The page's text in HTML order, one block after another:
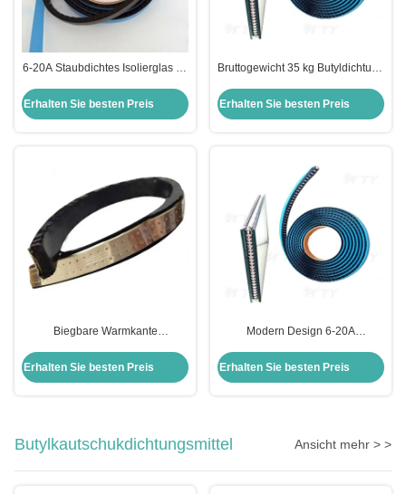
6-20A Staubdichtes Isolierglas für
beschichtetes Glas
Erhalten Sie besten Preis
Bruttogewicht 35 kg Butyldichtung
Isolieren von Glas
Erhalten Sie besten Preis
Biegbare Warmkante
Butyldichtungssystem
Erhalten Sie besten Preis
Modern Design 6-20A
Abstandsspalter mit
Trocknungsmittel
Erhalten Sie besten Preis
Butylkautschukdichtungsmittel Ansicht mehr > >